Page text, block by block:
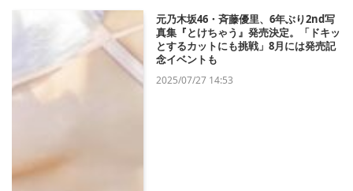
元乃木坂46・斉藤優里、6年ぶり2nd写
真集『とけちゃう』発売決定。「ドキッ
とするカットにも挑戦」8月には発売記
念イベントも
2025/07/27 14:53